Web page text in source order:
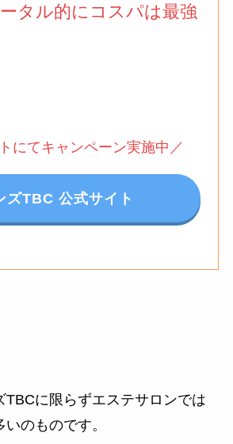
ータル的にコスパは最強
にてキャンペーン実施中／
ズTBC 公式サイト
TBCに限らずエステサロンでは
のものです。